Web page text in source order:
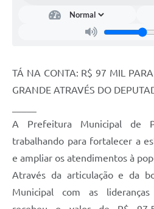
Contas Públicas
Editais
Links
Agenda
SIC
Diário Oficial
TÁ NA CONTA: R$ 97 MIL
GRANDE ATRAVÉS DO
A Prefeitura Municipal de
trabalhando para fortalecer a
e ampliar os atendimentos à
Através da articulação e da
Municipal com as